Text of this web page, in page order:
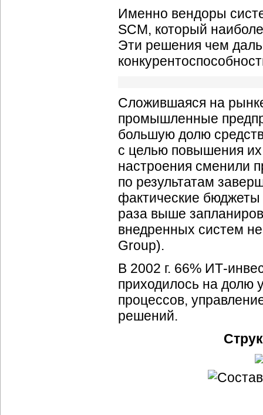
Именно вендоры
SCM, который
Эти решения чем
Сложившаяся на
промышленные
большую долю
с целью повышения
настроения сменили
по результатам
фактические
раза выше
внедренных систем
Group).
В 2002 г. 66% ИТ-
приходилось на долю
процессов,
решений.